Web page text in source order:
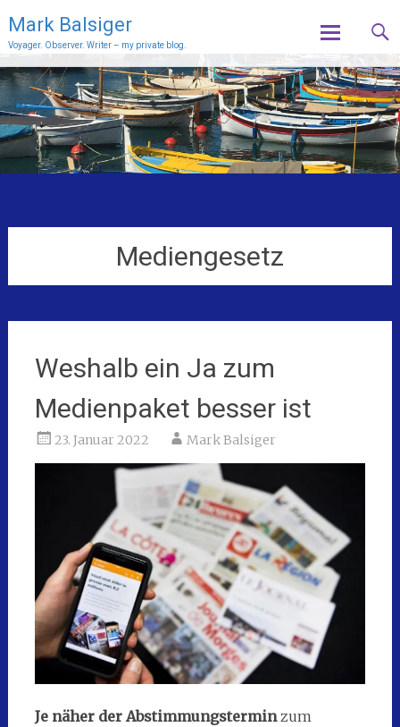
Mark Balsiger
Voyager. Observer. Writer – my private blog.
Skip
to
content
Mediengesetz
Weshalb ein Ja zum
Medienpaket besser ist
23. Januar 2022 Mark Balsiger
Je näher der Abstimmungsterminzum